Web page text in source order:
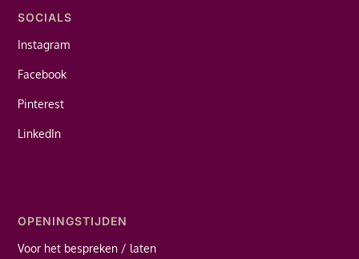
SOCIALS
Instagram
Facebook
Pinterest
LinkedIn
OPENINGSTIJDEN
Voor het bespreken / laten